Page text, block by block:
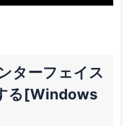
ターフェイス
る[Windows